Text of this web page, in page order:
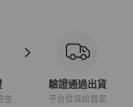
查
驗證通過出貨
平台發貨給買家